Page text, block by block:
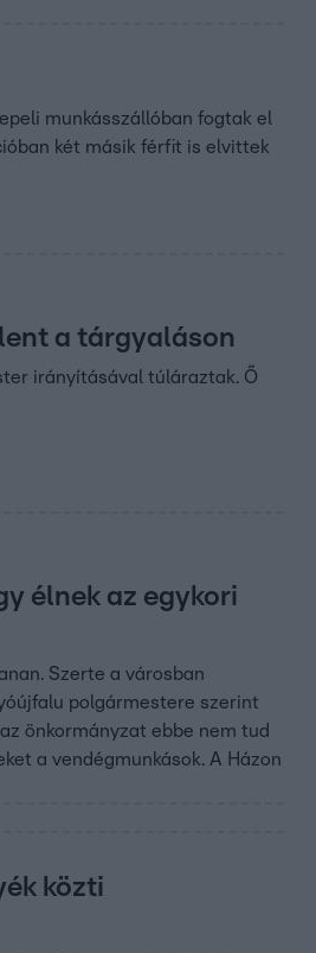
munkásszállóban fogtak el
két másik férfit is elvittek
a tárgyaláson
irányításával túláraztak. Ő
élnek az egykori
Szerte a városban
polgármestere szerint
önkormányzat ebbe nem tud
a vendégmunkások. A Házon
közti